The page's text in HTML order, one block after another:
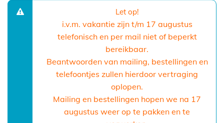
Let op!
i.v.m. vakantie zijn t/m 17 augustus
telefonisch en per mail niet of beperkt
bereikbaar.
Beantwoorden van mailing, bestellingen en
telefoontjes zullen hierdoor vertraging
oplopen.
Mailing en bestellingen hopen we na 17
augustus weer op te pakken en te